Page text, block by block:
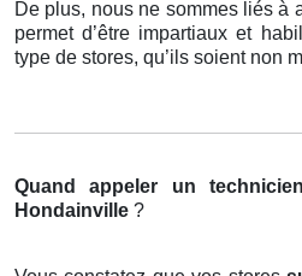
De plus, nous ne sommes liés à
permet d’être impartiaux et
type de stores, qu’ils soient non
Quand appeler un
Hondainville ?